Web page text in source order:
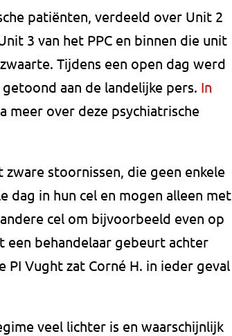
patiënten, verdeeld over Unit 2
3 van het PPC en binnen die unit
Tijdens een open dag werd
aan de landelijke pers. In
meer over deze psychiatrische
stoornissen, die geen enkele
dag in hun cel en mogen alleen met
cel om bijvoorbeeld even op
behandelaar gebeurt achter
PI Vught zat Corné H. in ieder geval
veel lichter is en waarschijnlijk